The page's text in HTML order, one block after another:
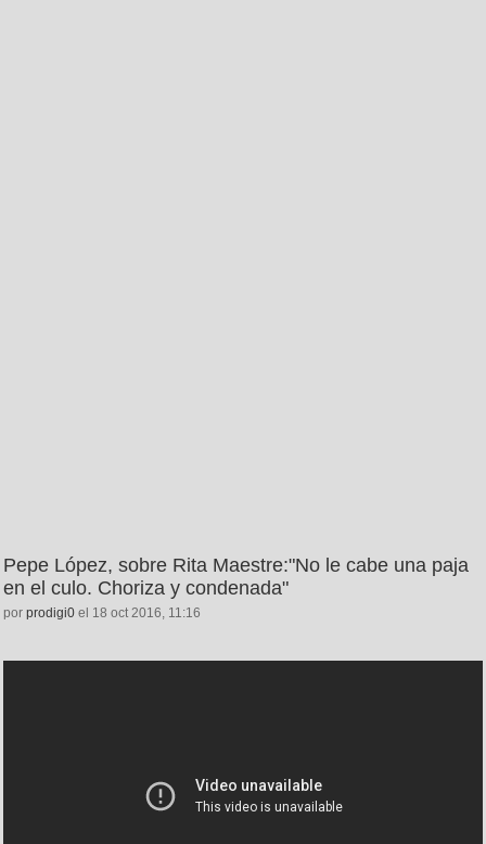
Pepe López, sobre Rita Maestre:"No le cabe una paja
en el culo. Choriza y condenada"
por prodigi0 el 18 oct 2016, 11:16